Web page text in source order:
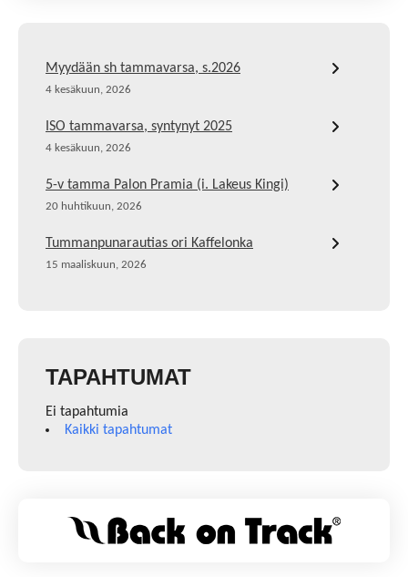
Myydään sh tammavarsa, s.2026
4 kesäkuun, 2026
ISO tammavarsa, syntynyt 2025
4 kesäkuun, 2026
5-v tamma Palon Pramia (i. Lakeus Kingi)
20 huhtikuun, 2026
Tummanpunarautias ori Kaffelonka
15 maaliskuun, 2026
TAPAHTUMAT
Ei tapahtumia
Kaikki tapahtumat